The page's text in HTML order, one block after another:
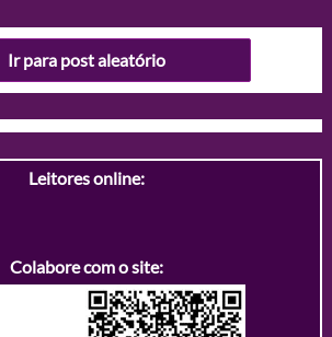
Ir para post aleatório
Leitores online:
Colabore com o site: